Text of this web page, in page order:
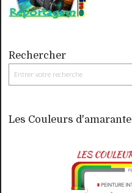
Rechercher
Les Couleurs d'amarante